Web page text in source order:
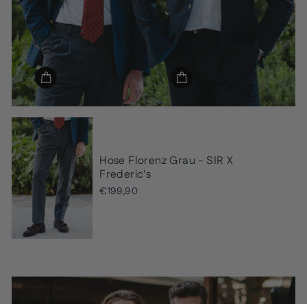
Hose Florenz Grau - SIR X
Frederic's
€199,90